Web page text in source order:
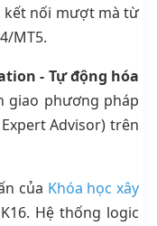
kết nối mượt mà từ
MT5.
- Tự động hóa
giao phương pháp
Advisor) trên
của Khóa học xây
K16. Hệ thống logic